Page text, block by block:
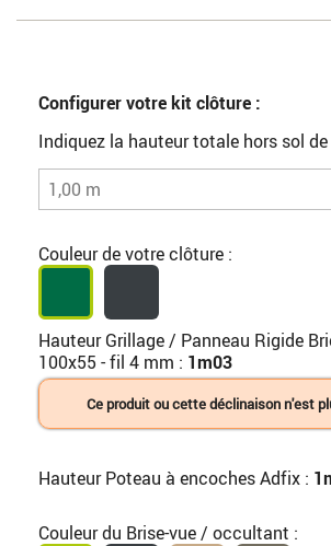
Configurer votre kit clôture :
Indiquez la hauteur totale hors sol
Couleur de votre clôture :
Hauteur Grillage / Panneau Rigide
100x55 - fil 4 mm : 1m03
Ce produit ou cette déclinaison n'est
Hauteur Poteau à encoches Adfix :
Couleur du Brise-vue / occultant :